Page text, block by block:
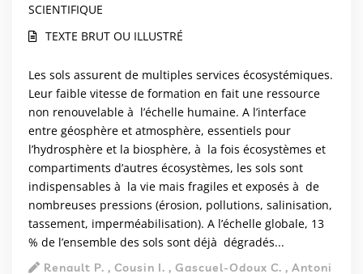
SCIENTIFIQUE
TEXTE BRUT OU ILLUSTRÉ
Les sols assurent de multiples services écosystémiques.
Leur faible vitesse de formation en fait une ressource
non renouvelable à l’échelle humaine. A l’interface
entre géosphère et atmosphère, essentiels pour
l’hydrosphère et la biosphère, à la fois écosystèmes et
compartiments d’autres écosystèmes, les sols sont
indispensables à la vie mais fragiles et exposés à de
nombreuses pressions (érosion, pollutions, salinisation,
tassement, imperméabilisation). A l’échelle globale, 13
% de l’ensemble des sols sont déjà dégradés...
Renault P. , Cousin I. , Gascuel-Odoux C. , Antoni